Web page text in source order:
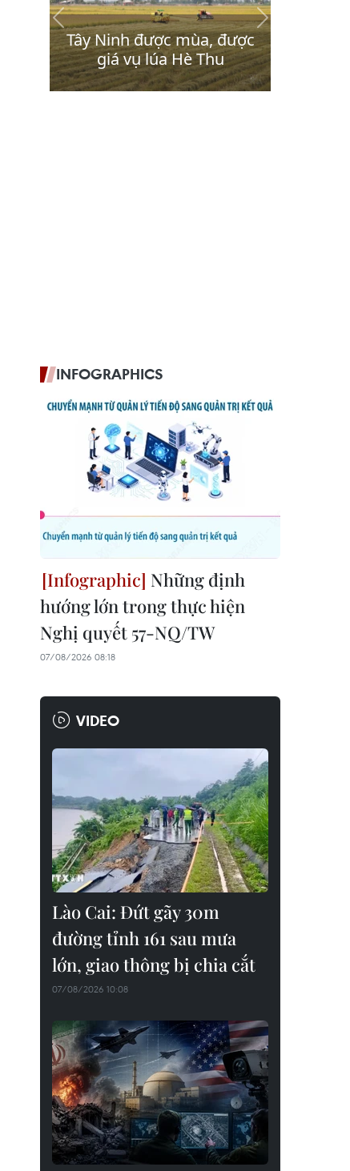
INFOGRAPHICS
Những định
hướng lớn trong thực hiện
Nghị quyết 57-NQ/TW
07/08/2026 08:18
VIDEO
Lào Cai: Đứt gãy 30m
đường tỉnh 161 sau mưa
lớn, giao thông bị chia cắt
07/08/2026 10:08